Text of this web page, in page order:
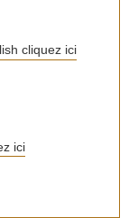
cliquez ici
ici